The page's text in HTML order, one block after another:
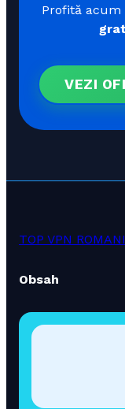
Profită acum
VEZI
TOP VPN
Obsah